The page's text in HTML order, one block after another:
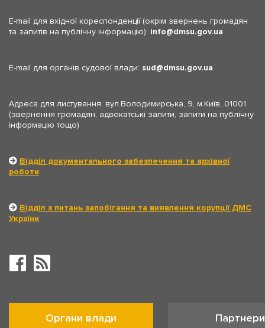
E-mail для вхідної кореспонденції (окрім звернень громадян
та запитів на публічну інформацію): info dmsu.gov.ua
E-mail для органів судової влади: sud dmsu.gov.ua
Адреса для листування: вул.Володимирська, 9, м.Київ, 01001
(звернення громадян, адвокатські запити, запити на публічну
інформацію тощо)
Відділ документального забезпечення та архівної
роботи
Відділ з питань запобігання та виявлення корупції ДМС
України
Органи влади Партнери